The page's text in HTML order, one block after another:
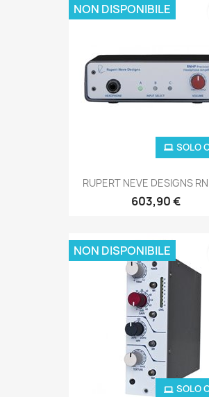
RUPERT NEVE DESIGNS
603,90 €
SOLO
NON DISPONIBILE
SOLO
NON DISPONIBILE